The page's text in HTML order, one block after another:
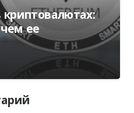
криптовалютах:
ее